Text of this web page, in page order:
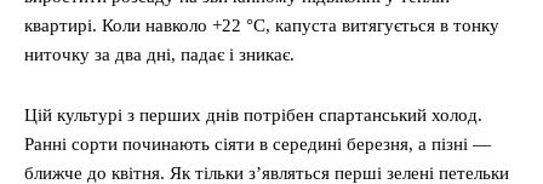
квартирі. Коли навколо +22 °C, капуста витягується в тонку
ниточку за два дні, падає і зникає.
Цій культурі з перших днів потрібен спартанський холод.
Ранні сорти починають сіяти в середині березня, а пізні —
ближче до квітня. Як тільки з’являться перші зелені петельки